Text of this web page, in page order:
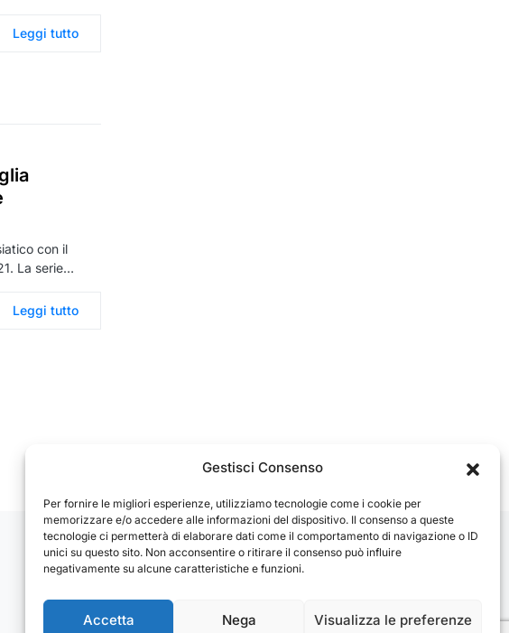
Gestisci Consenso
Per fornire le migliori esperienze, utilizziamo tecnologie come i cookie per
memorizzare e/o accedere alle informazioni del dispositivo. Il consenso a queste
tecnologie ci permetterà di elaborare dati come il comportamento di navigazione o ID
unici su questo sito. Non acconsentire o ritirare il consenso può influire
negativamente su alcune caratteristiche e funzioni.
Accetta Nega Visualizza le preferenze
Leggi tutto
con il
La serie…
Leggi tutto